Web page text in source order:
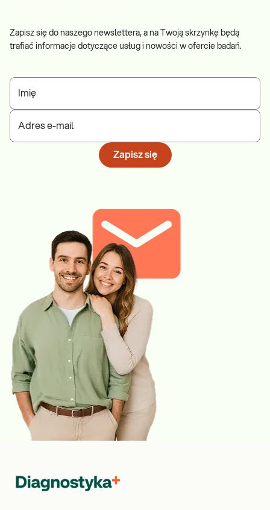
Zapisz się do naszego newslettera, a na Twoją skrzynkę będą
trafiać informacje dotyczące usług i nowości w ofercie badań.
Imię
Adres e-mail
Zapisz się